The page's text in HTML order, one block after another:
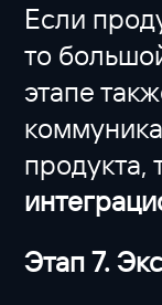
Если
то
этапе
продукта,
Этап 7.